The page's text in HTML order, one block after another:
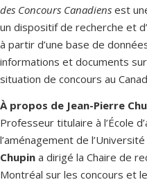
des Concours Canadiens est
un dispositif de recherche et
à partir d’une base de
informations et documents
situation de concours au
À propos de Jean-Pierre
Professeur titulaire à l’École
l’aménagement de
Chupin a dirigé la Chaire de
Montréal sur les concours et